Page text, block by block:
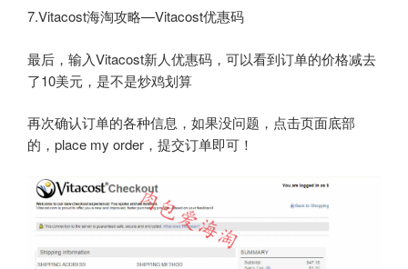
7.Vitacost海淘攻略—Vitacost优惠码
最后，输入Vitacost新人优惠码，可以看到订单的价格减去
了10美元，是不是炒鸡划算
再次确认订单的各种信息，如果没问题，点击页面底部
的，place my order，提交订单即可！